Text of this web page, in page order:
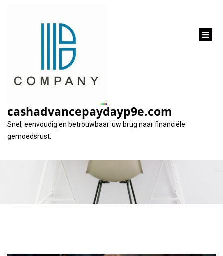
cashadvancepaydayp9e.com
Snel, eenvoudig en betrouwbaar: uw brug naar financiële
gemoedsrust.
De Kosten van een
Persoonlijke Lening:
Wat U Moet Weten